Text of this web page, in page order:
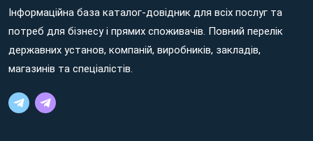
Інформаційна база каталог-довідник для всіх послуг та
потреб для бізнесу і прямих споживачів. Повний перелік
державних установ, компаній, виробників, закладів,
магазинів та спеціалістів.